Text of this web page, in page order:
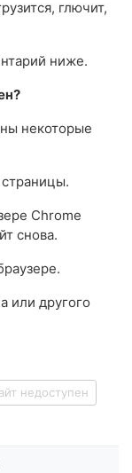
глючит,
ниже.
некоторые
Chrome
снова.
или другого
недоступен